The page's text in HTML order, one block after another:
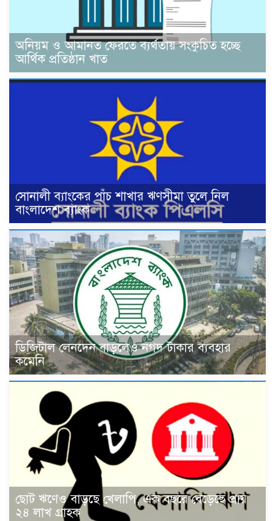
অনিয়ম ও আমানত ফেরতে ব্যর্থতায় সংকুচিত হচ্ছে
আর্থিক প্রতিষ্ঠান খাত
সোনালী ব্যাংকের পাঁচ শাখার ঋণসীমা তুলে নিল
বাংলাদেশ ব্যাংক
ডিজিটাল লেনদেন বাড়লেও নগদ টাকার ব্যবহার
কমেনি
ছোট ঋণেও বাড়ছে খেলাপি, এক বছরে বেড়েছে প্রায়
২৪ লাখ গ্রাহক